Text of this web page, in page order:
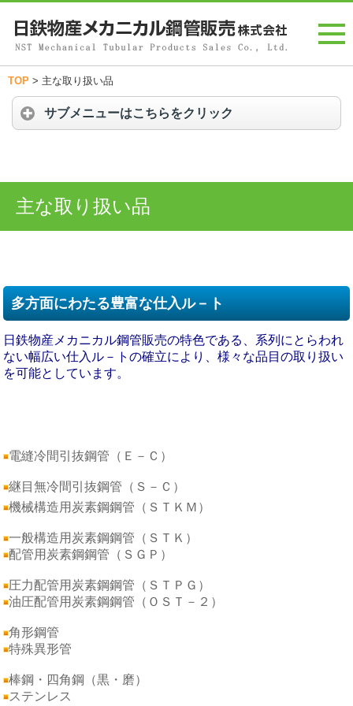
TOP > 主な取り扱い品
サブメニューはこちらをクリック
主な取り扱い品
多方面にわたる豊富な仕入ル－ト
日鉄物産メカニカル鋼管販売の特色である、系列にとらわれ
ない幅広い仕入ル－トの確立により、様々な品目の取り扱い
を可能としています。
電縫冷間引抜鋼管（Ｅ－Ｃ）
継目無冷間引抜鋼管（Ｓ－Ｃ）
機械構造用炭素鋼鋼管（ＳＴＫＭ）
一般構造用炭素鋼鋼管（ＳＴＫ）
配管用炭素鋼鋼管（ＳＧＰ）
圧力配管用炭素鋼鋼管（ＳＴＰＧ）
油圧配管用炭素鋼鋼管（ＯＳＴ－２）
角形鋼管
特殊異形管
棒鋼・四角鋼（黒・磨）
ステンレス